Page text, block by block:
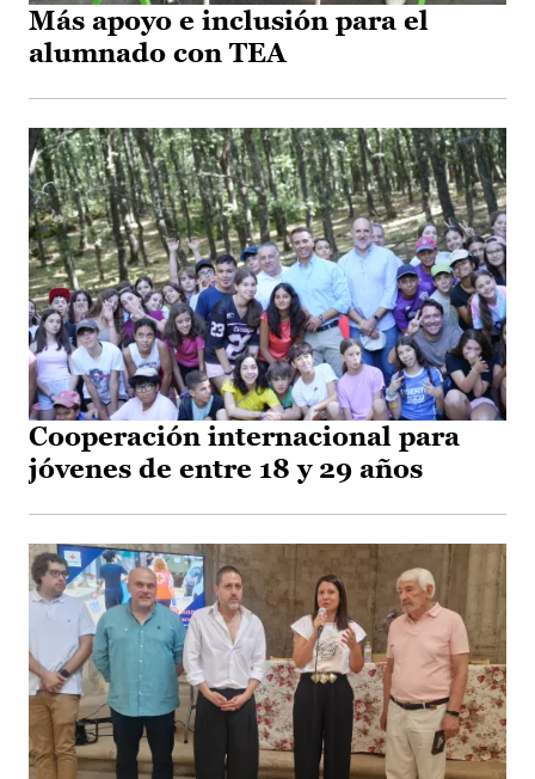
Más apoyo e inclusión para el
alumnado con TEA
Cooperación internacional para
jóvenes de entre 18 y 29 años